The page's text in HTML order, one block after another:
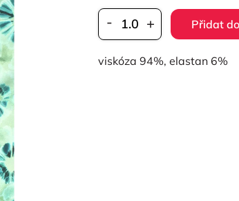
Přidat
viskóza 94%, elastan 6%